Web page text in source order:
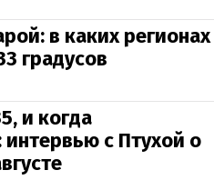
в каких регионах
градусов
и когда
интервью с Птухой о